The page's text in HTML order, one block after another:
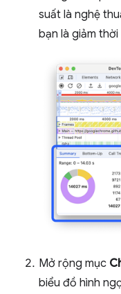
suất là nghệ
bạn là giảm
Mở rộng mục
biểu đồ hình